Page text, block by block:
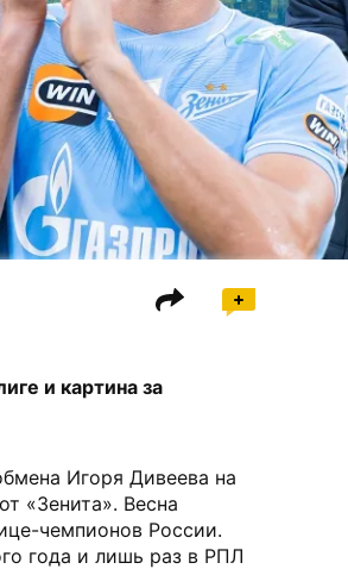
и картина за
Игоря Дивеева на
«Зенита». Весна
чемпионов России.
года и лишь раз в РПЛ